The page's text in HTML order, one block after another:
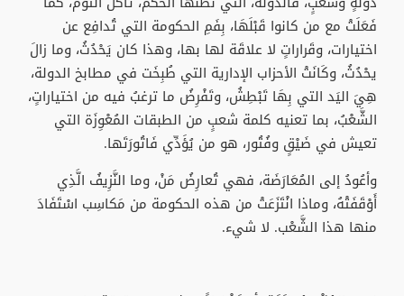
فَعَلَتْ مع من كانوا قَبْلَهَا، بِفَمِ الحكومة التي تُدافِع عن
اختيارات، وقَراراتٍ لا علاقَة لها بها، وهذا كان يَحْدُثُ، وما زالَ
يحْدُثُ، وكَانَتْ الأحزاب الإدارية التي طُبِخَت في مطابخ الدولة،
هِيَ اليَد التي بِهَا تَبْطِشُ، وتَفْرِضُ ما ترغبُ فيه من اختياراتٍ،
الشَّعْبُ، بما تعنيه كلمة شعبٍ من الطبقات المُعْوِزَة التي
تعيش في ضَيْقٍ وفُتُور، هو من يُؤَدِّي فَاتُورَتَها.
وأعُودُ إلى المُعَارَضَة، فهي تُعارِضُ مَنْ، وما النَّزِيفُ الَّذِي
أَوْقَفَتْهُ، وماذا انْتَزَعَتْ من هذه الحكومة من مَكاسِب اسْتَفَادَ
منها هذا الشَّعْب. لا شيء.